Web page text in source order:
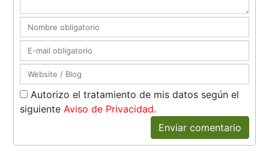
Autorizo el tratamiento de mis datos según el
siguienteAviso de Privacidad.
Enviar comentario